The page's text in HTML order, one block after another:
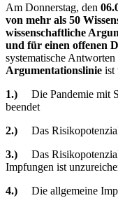
Am Donnerstag, den
von mehr als 50
wissenschaftliche
und für einen offenen
systematische
Argumentationslinie ist
1.) Die Pandemie mit
beendet
2.) Das
3.) Das
Impfungen ist
4.) Die allgemeine